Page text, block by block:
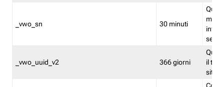
_vwo_sn 30 minuti
_vwo_uuid_v2 366 giorni
il
sito